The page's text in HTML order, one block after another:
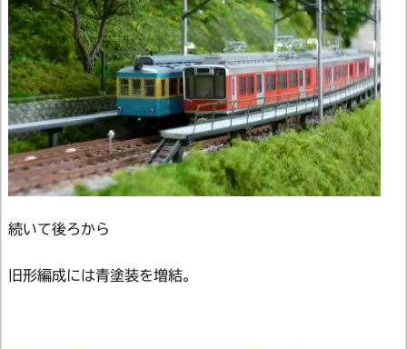
続いて後ろから
旧形編成には青塗装を増結。